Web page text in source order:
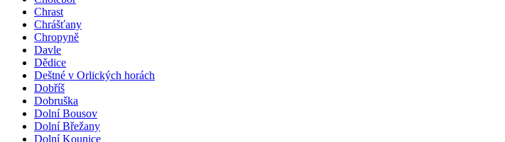
Chrast
Chrášťany
Chropyně
Davle
Dědice
Deštné v Orlických horách
Dobříš
Dobruška
Dolní Bousov
Dolní Břežany
Dolní Kounice